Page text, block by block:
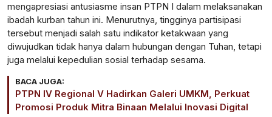
mengapresiasi antusiasme insan PTPN I dalam melaksanakan
ibadah kurban tahun ini. Menurutnya, tingginya partisipasi
tersebut menjadi salah satu indikator ketakwaan yang
diwujudkan tidak hanya dalam hubungan dengan Tuhan, tetapi
juga melalui kepedulian sosial terhadap sesama.
BACA JUGA:
PTPN IV Regional V Hadirkan Galeri UMKM, Perkuat
Promosi Produk Mitra Binaan Melalui Inovasi Digital